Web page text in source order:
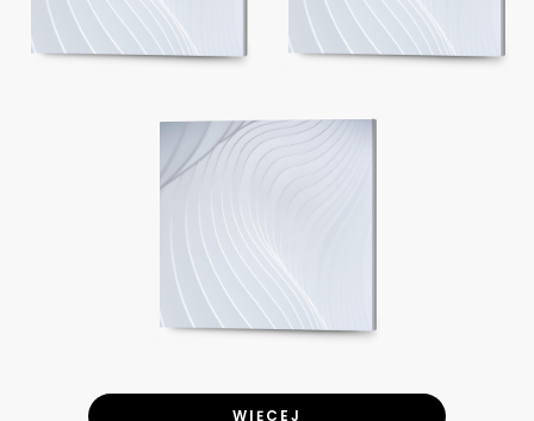
WIĘCEJ